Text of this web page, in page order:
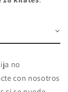
no
con nosotros